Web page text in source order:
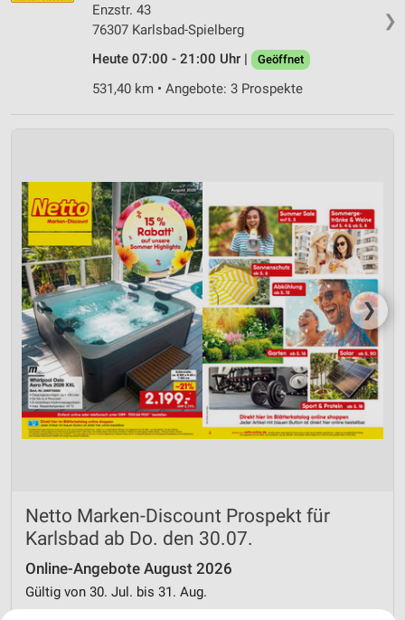
❯
Enzstr. 43
76307 Karlsbad-Spielberg
Heute 07:00 - 21:00 Uhr |
Geöffnet
531,40 km • Angebote: 3 Prospekte
❯
Netto Marken-Discount Prospekt für
Karlsbad ab Do. den 30.07.
Online-Angebote August 2026
Gültig von 30. Jul. bis 31. Aug.